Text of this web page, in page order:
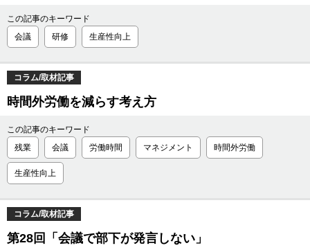
この記事のキーワード
会議
研修 生産性向上
コラム/取材記事
時間外労働を減らす考え方
この記事のキーワード
残業
会議 労働時間 マネジメント 時間外労働
生産性向上
コラム/取材記事
第28回「会議で部下が発言しない」